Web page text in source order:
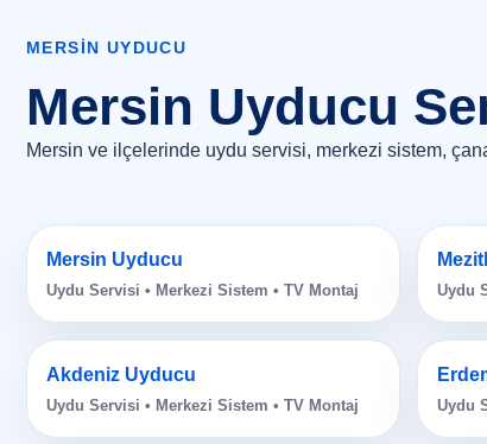
MERSIN UYDUCU
Mersin Uyducu
Mersin ve ilçelerinde uydu servisi, merkezi sistem,
Mersin Uyducu
Uydu Servisi • Merkezi Sistem • TV Montaj Uydu
Akdeniz Uyducu
Uydu Servisi • Merkezi Sistem • TV Montaj Uydu